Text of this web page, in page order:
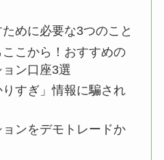
めに必要な3つのこと
こから！おすすめの
ン口座3選
すぎ」情報に騙され
ンをデモトレードか